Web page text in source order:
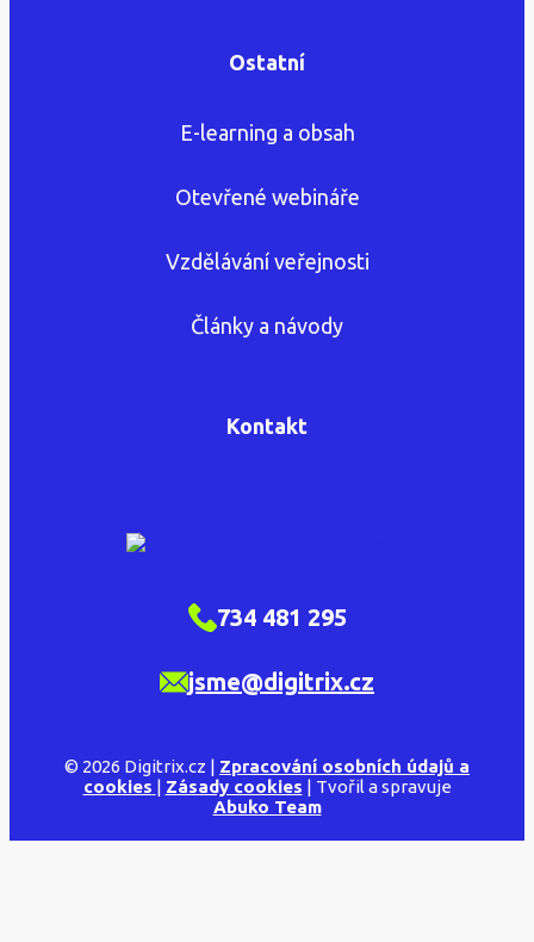
Ostatní
E-learning a obsah
Otevřené webináře
Vzdělávání veřejnosti
Články a návody
Kontakt
734 481 295
jsme@digitrix.cz
© 2026 Digitrix.cz | Zpracování osobních údajů a
cookies | Zásady cookies | Tvořil a spravuje
Abuko Team